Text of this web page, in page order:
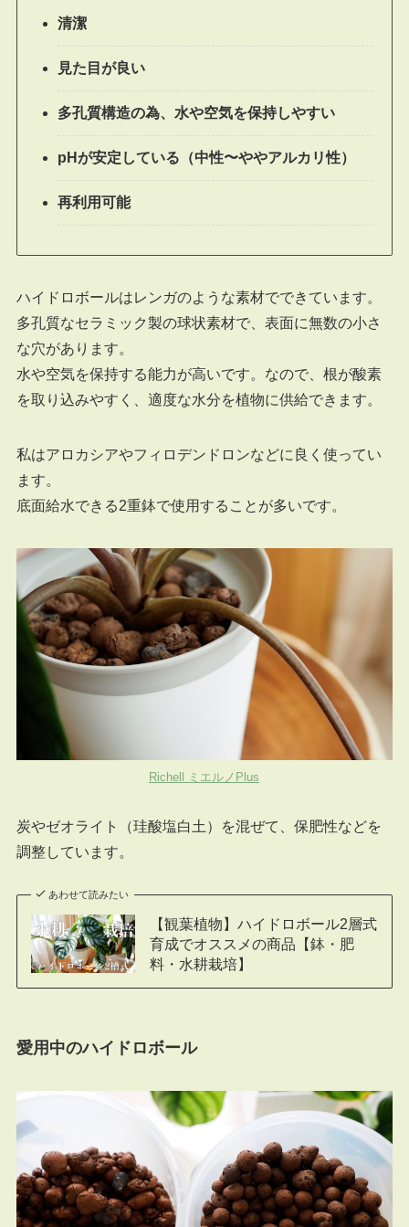
清潔
見た目が良い
多孔質構造の為、水や空気を保持しやすい
pHが安定している（中性〜ややアルカリ性）
再利用可能
ハイドロボールはレンガのような素材でできています。
多孔質なセラミック製の球状素材で、表面に無数の小さ
な穴があります。
水や空気を保持する能力が高いです。なので、根が酸素
を取り込みやすく、適度な水分を植物に供給できます。
私はアロカシアやフィロデンドロンなどに良く使ってい
ます。
底面給水できる2重鉢で使用することが多いです。
Richell ミエルノPlus
炭やゼオライト（珪酸塩白土）を混ぜて、保肥性などを
調整しています。
あわせて読みたい
【観葉植物】ハイドロボール2層式
育成でオススメの商品【鉢・肥
料・水耕栽培】
愛用中のハイドロボール